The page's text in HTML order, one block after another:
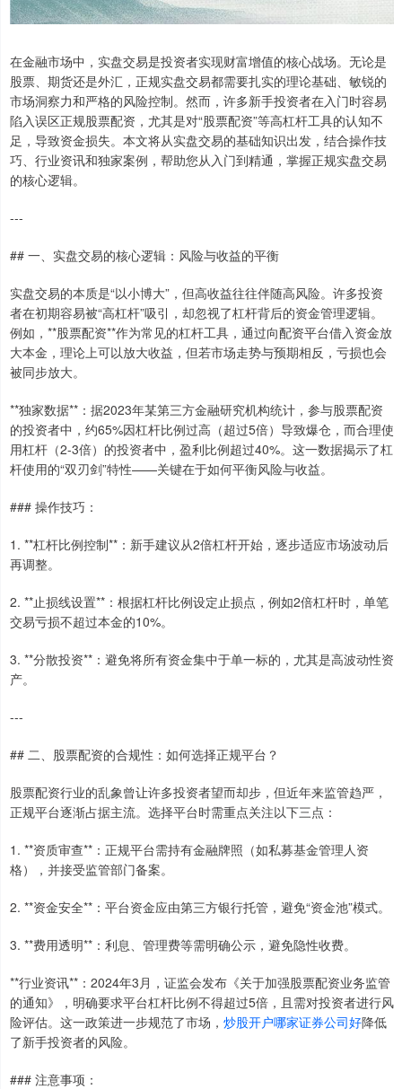
在金融市场中，实盘交易是投资者实现财富增值的核心战场。无论是
股票、期货还是外汇，正规实盘交易都需要扎实的理论基础、敏锐的
市场洞察力和严格的风险控制。然而，许多新手投资者在入门时容易
陷入误区正规股票配资，尤其是对“股票配资”等高杠杆工具的认知不
足，导致资金损失。本文将从实盘交易的基础知识出发，结合操作技
巧、行业资讯和独家案例，帮助您从入门到精通，掌握正规实盘交易
的核心逻辑。
---
## 一、实盘交易的核心逻辑：风险与收益的平衡
实盘交易的本质是“以小博大”，但高收益往往伴随高风险。许多投资
者在初期容易被“高杠杆”吸引，却忽视了杠杆背后的资金管理逻辑。
例如，**股票配资**作为常见的杠杆工具，通过向配资平台借入资金放
大本金，理论上可以放大收益，但若市场走势与预期相反，亏损也会
被同步放大。
**独家数据**：据2023年某第三方金融研究机构统计，参与股票配资
的投资者中，约65%因杠杆比例过高（超过5倍）导致爆仓，而合理使
用杠杆（2-3倍）的投资者中，盈利比例超过40%。这一数据揭示了杠
杆使用的“双刃剑”特性——关键在于如何平衡风险与收益。
### 操作技巧：
1. **杠杆比例控制**：新手建议从2倍杠杆开始，逐步适应市场波动后
再调整。
2. **止损线设置**：根据杠杆比例设定止损点，例如2倍杠杆时，单笔
交易亏损不超过本金的10%。
3. **分散投资**：避免将所有资金集中于单一标的，尤其是高波动性资
产。
---
## 二、股票配资的合规性：如何选择正规平台？
股票配资行业的乱象曾让许多投资者望而却步，但近年来监管趋严，
正规平台逐渐占据主流。选择平台时需重点关注以下三点：
1. **资质审查**：正规平台需持有金融牌照（如私募基金管理人资
格），并接受监管部门备案。
2. **资金安全**：平台资金应由第三方银行托管，避免“资金池”模式。
3. **费用透明**：利息、管理费等需明确公示，避免隐性收费。
**行业资讯**：2024年3月，证监会发布《关于加强股票配资业务监管
的通知》，明确要求平台杠杆比例不得超过5倍，且需对投资者进行风
险评估。这一政策进一步规范了市场， 炒股开户哪家证券公司好降低
了新手投资者的风险。
### 注意事项：